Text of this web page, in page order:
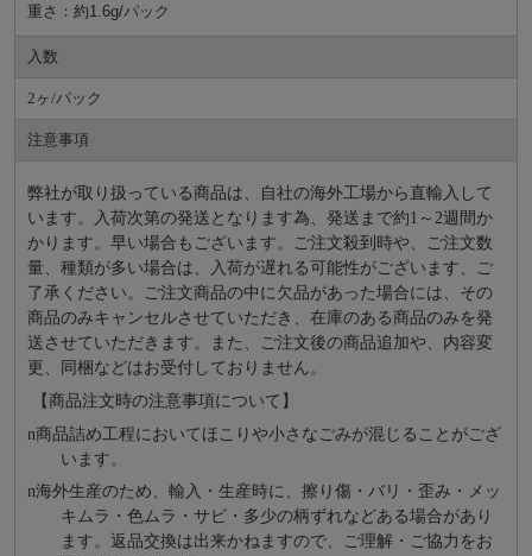
重さ：約1.6g/パック
入数
2ヶ/パック
注意事項
弊社が取り扱っている商品は、自社の海外工場から直輸入して
います。入荷次第の発送となります為、発送まで約1～2週間か
かります。早い場合もございます。ご注文殺到時や、ご注文数
量、種類が多い場合は、入荷が遅れる可能性がございます、ご
了承ください。ご注文商品の中に欠品があった場合には、その
商品のみキャンセルさせていただき、在庫のある商品のみを発
送させていただきます。また、ご注文後の商品追加や、内容変
更、同梱などはお受付しておりません。
【商品注文時の注意事項について】
n商品詰め⼯程においてほこりや⼩さなごみが混じることがござ
います。
n海外⽣産のため、輸⼊・⽣産時に、擦り傷・バリ・歪み・メッ
キムラ・色ムラ・サビ・多少の柄ずれなどある場合があり
ます。返品交換は出来かねますので、ご理解・ご協⼒をお